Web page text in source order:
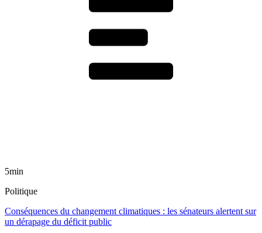
5min
Politique
Conséquences du changement climatiques : les sénateurs alertent sur
un dérapage du déficit public